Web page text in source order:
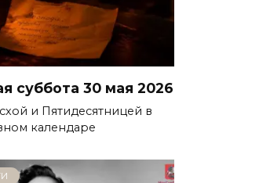
суббота 30 мая 2026
и Пятидесятницей в
календаре